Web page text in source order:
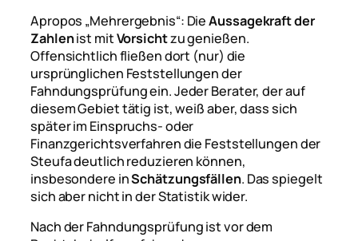
Apropos „Mehrergebnis“: DieAussagekraft der
Zahlenist mitVorsichtzu genießen.
Offensichtlich fließen dort (nur) die
ursprünglichen Feststellungen der
Fahndungsprüfung ein. Jeder Berater, der auf
diesem Gebiet tätig ist, weiß aber, dass sich
später im Einspruchs- oder
Finanzgerichtsverfahren die Feststellungen der
Steufa deutlich reduzieren können,
insbesondere inSchätzungsfällen. Das spiegelt
sich aber nicht in der Statistik wider.
Nach der Fahndungsprüfung ist vor dem